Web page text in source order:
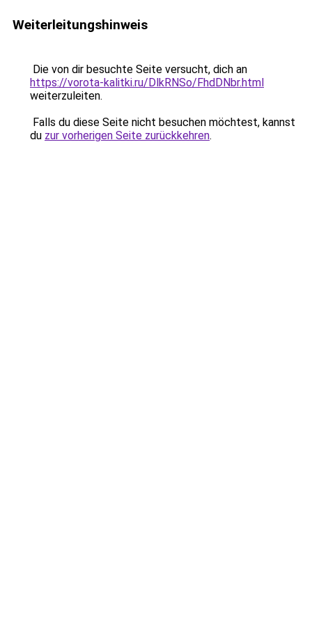
Weiterleitungshinweis
Die von dir besuchte Seite versucht, dich an
https://vorota-kalitki.ru/DlkRNSo/FhdDNbr.html
weiterzuleiten.
Falls du diese Seite nicht besuchen möchtest, kannst
du zur vorherigen Seite zurückkehren.